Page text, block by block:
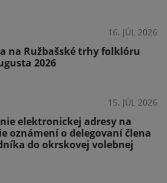
16. JÚL 2026
na Ružbašské trhy folklóru
2026
15. JÚL 2026
elektronickej adresy na
oznámení o delegovaní člena
do okrskovej volebnej